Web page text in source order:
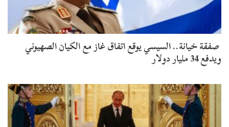
صفقة خيانة.. السيسي يوقع اتفاق غاز مع الكيان الصهيوني
ويدفع 34 مليار دولار